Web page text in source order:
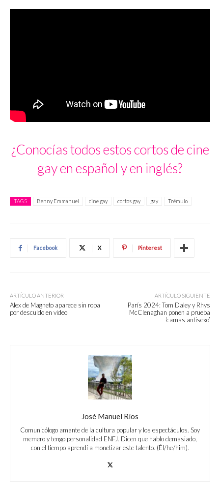
¿Conocías todos estos cortos de cine
gay en español y en inglés?
TAGS Benny Emmanuel cine gay cortos gay gay Trémulo
Facebook X Pinterest
ARTÍCULO ANTERIOR
Alex de Magneto aparece sin ropa
por descuido en video
ARTÍCULO SIGUIENTE
París 2024: Tom Daley y Rhys
McClenaghan ponen a prueba
‘camas antisexo’
José Manuel Ríos
Comunicólogo amante de la cultura popular y los espectáculos. Soy
memero y tengo personalidad ENFJ. Dicen que hablo demasiado,
con el tiempo aprendí a monetizar este talento. (Él/he/him).